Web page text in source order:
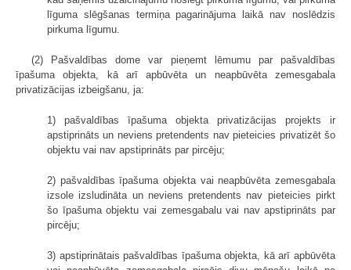
līguma slēgšanas termiņa pagarinājuma laikā nav noslēdzis
pirkuma līgumu.
(2) Pašvaldības dome var pieņemt lēmumu par pašvaldības
īpašuma objekta, kā arī apbūvēta un neapbūvēta zemesgabala
privatizācijas izbeigšanu, ja:
1) pašvaldības īpašuma objekta privatizācijas projekts ir
apstiprināts un neviens pretendents nav pieteicies privatizēt šo
objektu vai nav apstiprināts par pircēju;
2) pašvaldības īpašuma objekta vai neapbūvēta zemesgabala
izsole izsludināta un neviens pretendents nav pieteicies pirkt
šo īpašuma objektu vai zemesgabalu vai nav apstiprināts par
pircēju;
3) apstiprinātais pašvaldības īpašuma objekta, kā arī apbūvēta